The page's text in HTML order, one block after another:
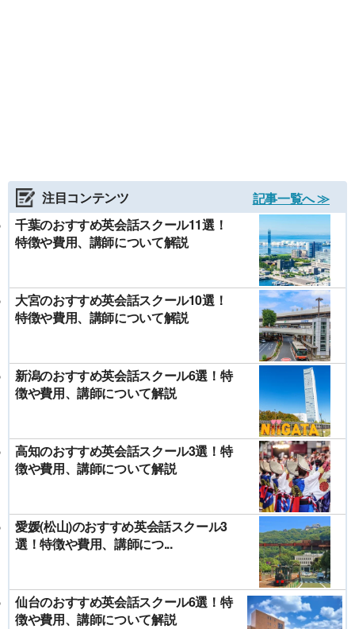
注目コンテンツ
記事一覧へ ≫
千葉のおすすめ英会話スクール11選！
特徴や費用、講師について解説
大宮のおすすめ英会話スクール10選！
特徴や費用、講師について解説
新潟のおすすめ英会話スクール6選！特
徴や費用、講師について解説
高知のおすすめ英会話スクール3選！特
徴や費用、講師について解説
愛媛(松山)のおすすめ英会話スクール3
選！特徴や費用、講師につ...
仙台のおすすめ英会話スクール6選！特
徴や費用、講師について解説